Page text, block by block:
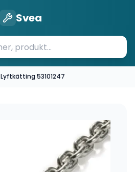
Svea
Lyftkätting 53101247